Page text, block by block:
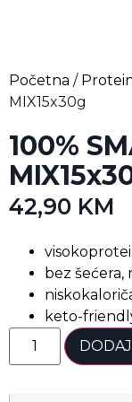
Početna /
MIX15x30g
100%
42,90 KM
bez šećera,
keto-